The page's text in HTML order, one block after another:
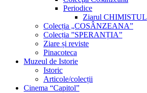
Periodice
Ziarul CHIMISTUL
Colecția „COSÂNZEANA”
Colecția ”SPERANȚIA”
Ziare și reviste
Pinacoteca
Muzeul de Istorie
Istoric
Articole/colecții
Cinema “Capitol”